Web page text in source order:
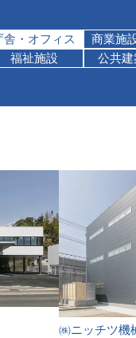
舎・オフィス 商業施
福祉施設 公共
㈱ニッチツ機